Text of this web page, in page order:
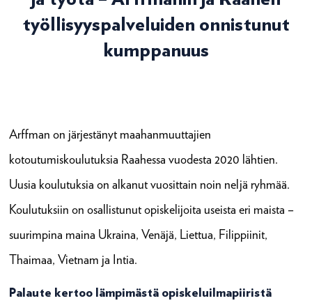
työllisyyspalveluiden onnistunut
kumppanuus
Arffman on järjestänyt maahanmuuttajien
kotoutumiskoulutuksia Raahessa vuodesta 2020 lähtien.
Uusia koulutuksia on alkanut vuosittain noin neljä ryhmää.
Koulutuksiin on osallistunut opiskelijoita useista eri maista –
suurimpina maina Ukraina, Venäjä, Liettua, Filippiinit,
Thaimaa, Vietnam ja Intia.
Palaute kertoo lämpimästä opiskeluilmapiiristä